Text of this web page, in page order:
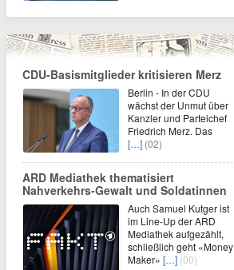
CDU-Basismitglieder kritisieren Merz
Berlin - In der CDU
wächst der Unmut über
Kanzler und Parteichef
Friedrich Merz. Das
[…] (02)
ARD Mediathek thematisiert
Nahverkehrs-Gewalt und Soldatinnen
Auch Samuel Kutger ist
im Line-Up der ARD
Mediathek aufgezählt,
schließlich geht «Money
Maker» […] (00)